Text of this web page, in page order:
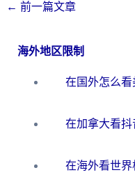
← 前一篇文章
海外地区限制